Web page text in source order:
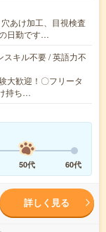
あけ加工、目視検査
日勤です…
スキル不要 / 英語力不
大歓迎！〇フリータ
持ち…
50代 60代
詳しく見る